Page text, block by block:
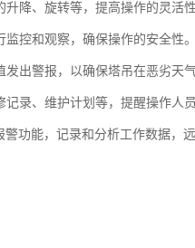
降、旋转等，提高操作的灵活性
控和观察，确保操作的安全性。
出警报，以确保塔吊在恶劣天
录、维护计划等，提醒操作人
功能，记录和分析工作数据，